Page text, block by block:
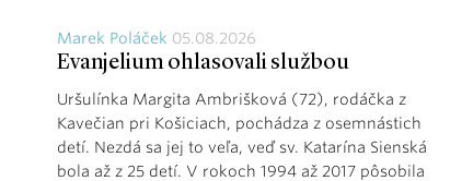
Marek Poláček 05.08.2026
Evanjelium ohlasovali službou
Uršulínka Margita Ambrišková (72), rodáčka z
Kavečian pri Košiciach, pochádza z osemnástich
detí. Nezdá sa jej to veľa, veď sv. Katarína Sienská
bola až z 25 detí. V rokoch 1994 až 2017 pôsobila